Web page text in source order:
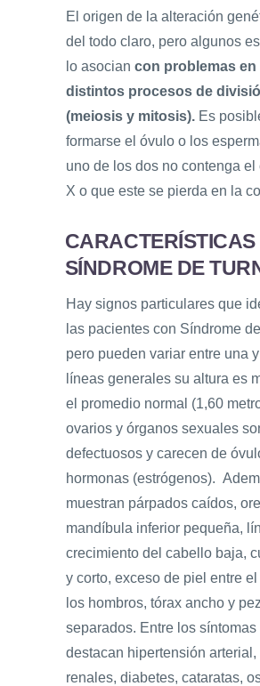
El origen de la alteración
del todo claro, pero algunos
lo asocian con problemas en
distintos procesos de
(meiosis y mitosis). Es
formarse el óvulo o los
uno de los dos no contenga el
X o que este se pierda en la
SÍNDROME DE
Hay signos particulares que
las pacientes con Síndrome
pero pueden variar entre una
líneas generales su altura es
el promedio normal (1,60
ovarios y órganos sexuales
defectuosos y carecen de
hormonas (estrógenos).
muestran párpados caídos,
mandíbula inferior pequeña,
crecimiento del cabello baja,
y corto, exceso de piel entre
los hombros, tórax ancho y
separados. Entre los
destacan hipertensión
renales, diabetes, cataratas,